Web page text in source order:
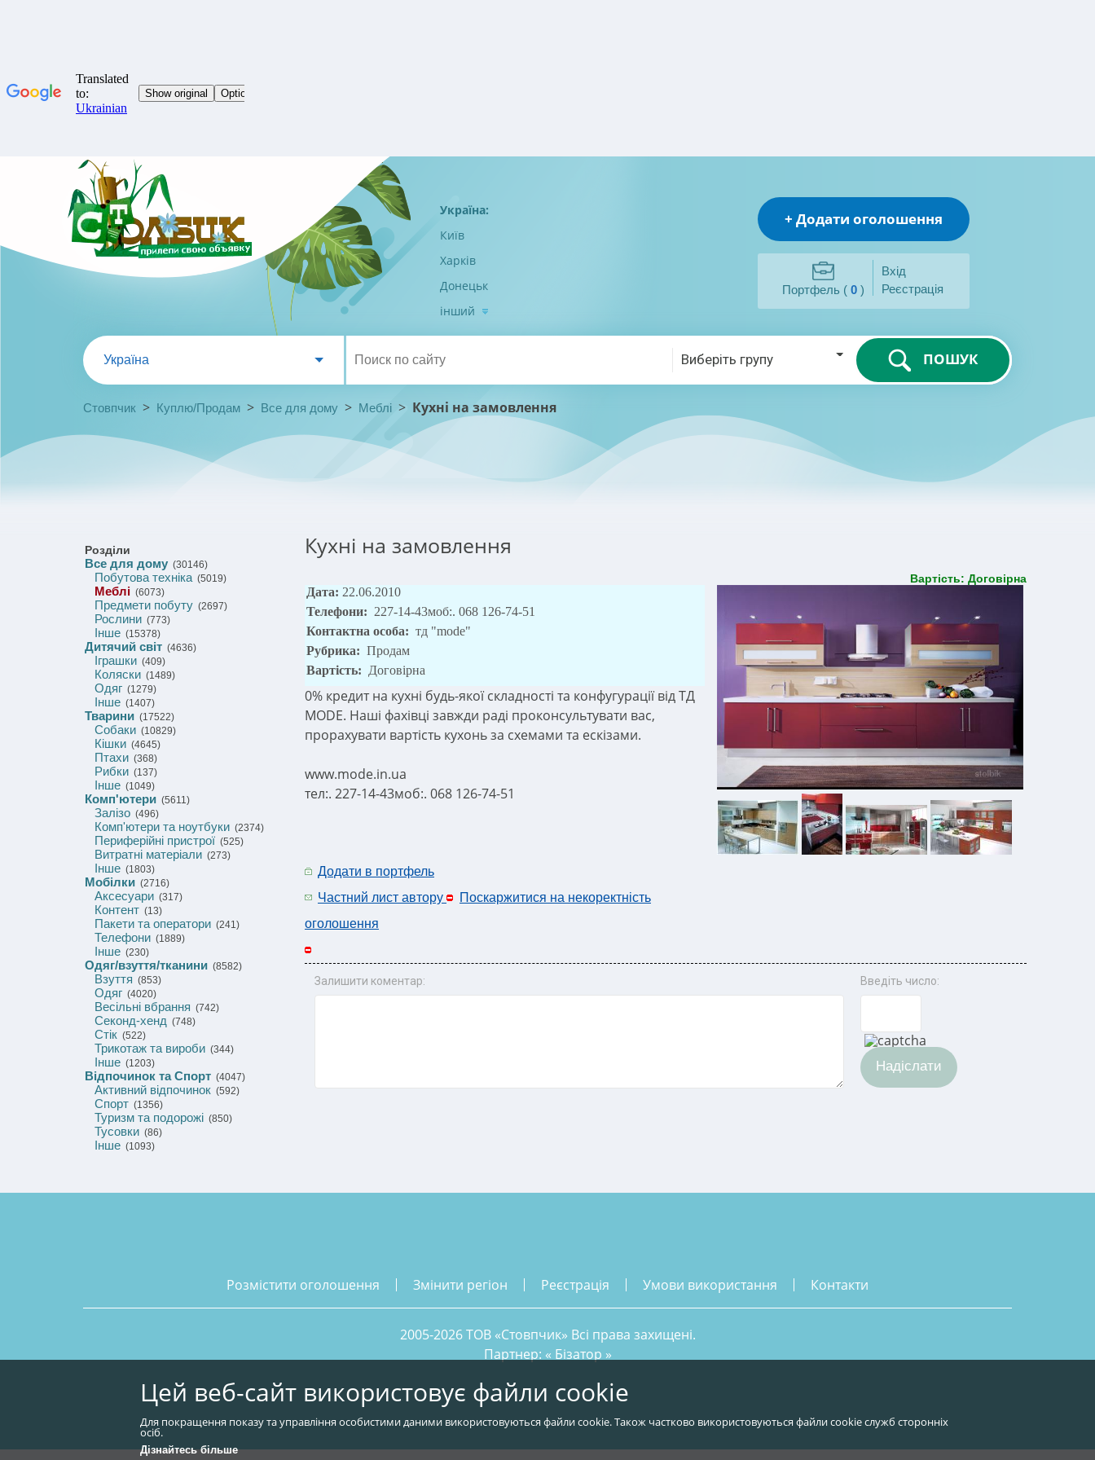
Україна:
Київ
Харків
Донецьк
інший
+ Додати оголошення
Портфель ( 0 )
Вхід
Реєстрація
Україна Виберіть групу ПОШУК
Стовпчик > Куплю/Продам > Все для дому > Меблі > Кухні на замовлення
Розділи
Все для дому (30146)
Побутова техніка(5019)
Меблі (6073)
Предмети побуту (2697)
Рослини (773)
Інше (15378)
Дитячий світ (4636)
Іграшки (409)
Коляски (1489)
Одяг (1279)
Інше (1407)
Тварини (17522)
Собаки (10829)
Кішки (4645)
Птахи (368)
Рибки (137)
Інше (1049)
Комп'ютери (5611)
Залізо (496)
Комп'ютери та ноутбуки (2374)
Периферійні пристрої (525)
Витратні матеріали (273)
Інше (1803)
Мобілки (2716)
Аксесуари (317)
Контент (13)
Пакети та оператори (241)
Телефони (1889)
Інше (230)
Одяг/взуття/тканини (8582)
Взуття (853)
Одяг (4020)
Весільні вбрання (742)
Секонд-хенд (748)
Стік (522)
Трикотаж та вироби (344)
Інше (1203)
Відпочинок та Спорт (4047)
Активний відпочинок (592)
Спорт (1356)
Туризм та подорожі (850)
Тусовки (86)
Інше (1093)
Кухні на замовлення
Вартість: Договірна
Дата: 22.06.2010
Телефони: 227-14-43моб:. 068 126-74-51
Контактна особа: тд "mode"
Рубрика: Продам
Вартість: Договірна
0% кредит на кухні будь-якої складності та конфугурації від ТД
MODE. Наші фахівці завжди раді проконсультувати вас,
прорахувати вартість кухонь за схемами та ескізами.
www.mode.in.ua
тел:. 227-14-43моб:. 068 126-74-51
Додати в портфель
Частний лист автору
Поскаржитися на некоректність
оголошення
Залишити коментар: Введіть число:
Надіслати
розмістити оголошення змінити регіон реєстрація умови використання контакти
2005-2026 ТОВ «Стовпчик» Всі права захищені.
Партнер: « Бізатор »
Цей веб-сайт використовує файли cookie
Для покращення показу та управління особистими даними використовуються файли cookie. Також частково використовуються файли cookie служб сторонніх
осіб.
Дізнайтесь більше